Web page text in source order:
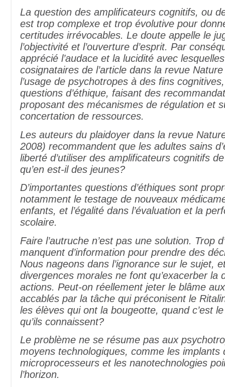
La question des amplificateurs cognitifs, ou
est trop complexe et trop évolutive pour
certitudes irrévocables. Le doute appelle le
l’objectivité et l’ouverture d’esprit. Par
apprécié l’audace et la lucidité avec
cosignataires de l’article dans la revue
l’usage de psychotropes à des fins
questions d’éthique, faisant des
proposant des mécanismes de régulation et
concertation de ressources.
Les auteurs du plaidoyer dans la revue
2008) recommandent que les adultes sains
liberté d’utiliser des amplificateurs cognitifs
qu’en est-il des jeunes?
D’importantes questions d’éthiques sont
notamment le testage de nouveaux
enfants, et l’égalité dans l’évaluation et la
scolaire.
Faire l’autruche n’est pas une solution. Trop
manquent d’information pour prendre des
Nous nageons dans l’ignorance sur le sujet,
divergences morales ne font qu’exacerber la
actions. Peut-on réellement jeter le blâme
accablés par la tâche qui préconisent le
les élèves qui ont la bougeotte, quand c’est
qu’ils connaissent?
Le problème ne se résume pas aux
moyens technologiques, comme les implants
microprocesseurs et les nanotechnologies
l’horizon.